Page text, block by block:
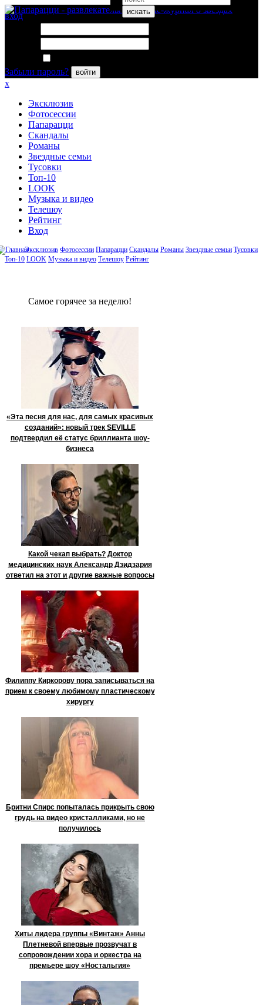
искать
вход
Забыли пароль?
войти
x
Эксклюзив
Фотосессии
Папарацци
Скандалы
Романы
Звездные семьи
Тусовки
Топ-10
LOOK
Музыка и видео
Телешоу
Рейтинг
Вход
Эксклюзив Фотосессии Папарацци Скандалы Романы Звездные семьи Тусовки
Топ-10 LOOK Музыка и видео Телешоу Рейтинг
Сaмое гoрячее за неделю!
«Эта песня для нас, для самых красивых
созданий»: новый трек SEVILLE
подтвердил её статус бриллианта шоу-
бизнеса
Какой чекап выбрать? Доктор
медицинских наук Александр Дзидзария
ответил на этот и другие важные вопросы
Филиппу Киркорову пора записываться на
прием к своему любимому пластическому
хирургу
Бритни Спирс попыталась прикрыть свою
грудь на видео кристалликами, но не
получилось
Хиты лидера группы «Винтаж» Анны
Плетневой впервые прозвучат в
сопровождении хора и оркестра на
премьере шоу «Ностальгия»